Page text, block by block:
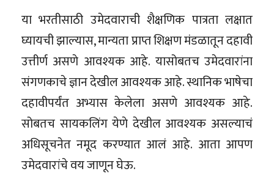
या भरतीसाठी उमेदवाराची शैक्षणिक पात्रता लक्षात
घ्यायची झाल्यास, मान्यता प्राप्त शिक्षण मंडळातून दहावी
उत्तीर्ण असणे आवश्यक आहे. यासोबतच उमेदवारांना
संगणकाचे ज्ञान देखील आवश्यक आहे. स्थानिक भाषेचा
दहावीपर्यंत अभ्यास केलेला असणे आवश्यक आहे.
सोबतच सायकलिंग येणे देखील आवश्यक असल्याचं
अधिसूचनेत नमूद करण्यात आलं आहे. आता आपण
उमेदवारांचे वय जाणून घेऊ.